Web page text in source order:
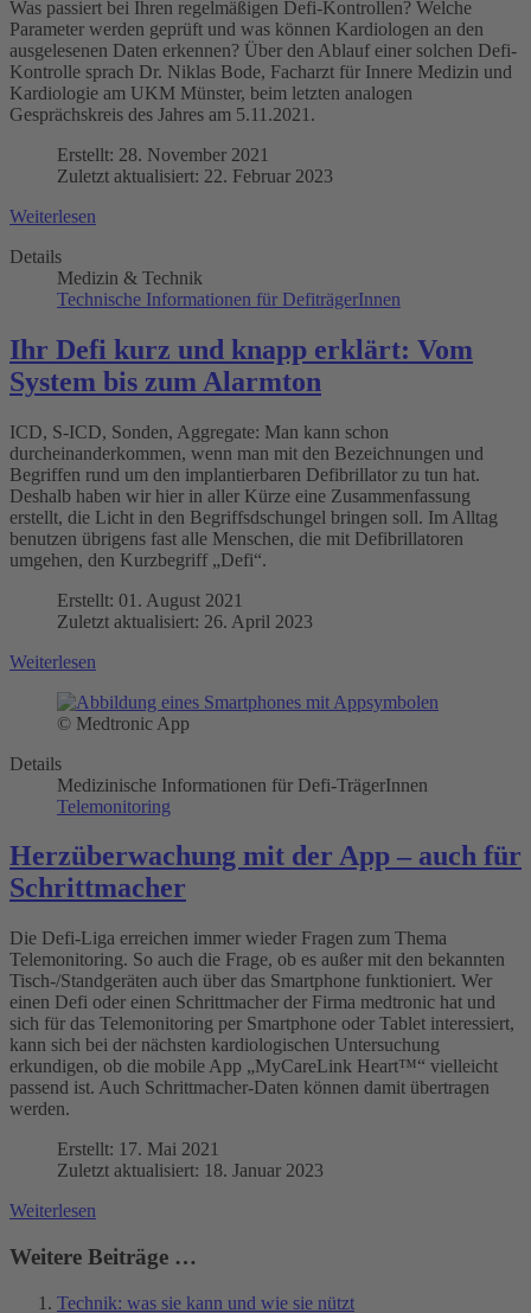
Was passiert bei Ihren regelmäßigen Defi-Kontrollen? Welche
Parameter werden geprüft und was können Kardiologen an den
ausgelesenen Daten erkennen? Über den Ablauf einer solchen Defi-
Kontrolle sprach Dr. Niklas Bode, Facharzt für Innere Medizin und
Kardiologie am UKM Münster, beim letzten analogen
Gesprächskreis des Jahres am 5.11.2021.
Erstellt: 28. November 2021
Zuletzt aktualisiert: 22. Februar 2023
Weiterlesen
Details
Medizin & Technik
Technische Informationen für DefiträgerInnen
Ihr Defi kurz und knapp erklärt: Vom
System bis zum Alarmton
ICD, S-ICD, Sonden, Aggregate: Man kann schon
durcheinanderkommen, wenn man mit den Bezeichnungen und
Begriffen rund um den implantierbaren Defibrillator zu tun hat.
Deshalb haben wir hier in aller Kürze eine Zusammenfassung
erstellt, die Licht in den Begriffsdschungel bringen soll. Im Alltag
benutzen übrigens fast alle Menschen, die mit Defibrillatoren
umgehen, den Kurzbegriff „Defi“.
Erstellt: 01. August 2021
Zuletzt aktualisiert: 26. April 2023
Weiterlesen
© Medtronic App
Details
Medizinische Informationen für Defi-TrägerInnen
Telemonitoring
Herzüberwachung mit der App – auch für
Schrittmacher
Die Defi-Liga erreichen immer wieder Fragen zum Thema
Telemonitoring. So auch die Frage, ob es außer mit den bekannten
Tisch-/Standgeräten auch über das Smartphone funktioniert. Wer
einen Defi oder einen Schrittmacher der Firma medtronic hat und
sich für das Telemonitoring per Smartphone oder Tablet interessiert,
kann sich bei der nächsten kardiologischen Untersuchung
erkundigen, ob die mobile App „MyCareLink Heart™“ vielleicht
passend ist. Auch Schrittmacher-Daten können damit übertragen
werden.
Erstellt: 17. Mai 2021
Zuletzt aktualisiert: 18. Januar 2023
Weiterlesen
Weitere Beiträge …
Technik: was sie kann und wie sie nützt